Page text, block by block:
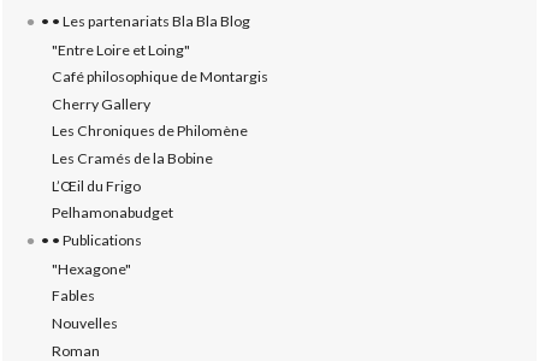
• • Les partenariats Bla Bla Blog
"Entre Loire et Loing"
Café philosophique de Montargis
Cherry Gallery
Les Chroniques de Philomène
Les Cramés de la Bobine
L’‎Œil du Frigo
Pelhamonabudget
• • Publications
"Hexagone"
Fables
Nouvelles
Roman